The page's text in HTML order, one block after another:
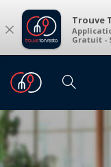
× Trouve
Gratuit -